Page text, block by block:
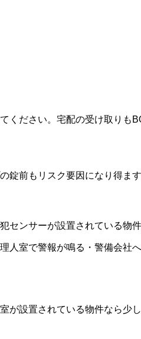
ください。宅配の受け取りも
錠前もリスク要因になり得ます
センサーが設置されている物
人室で警報が鳴る・警備会社
が設置されている物件なら少